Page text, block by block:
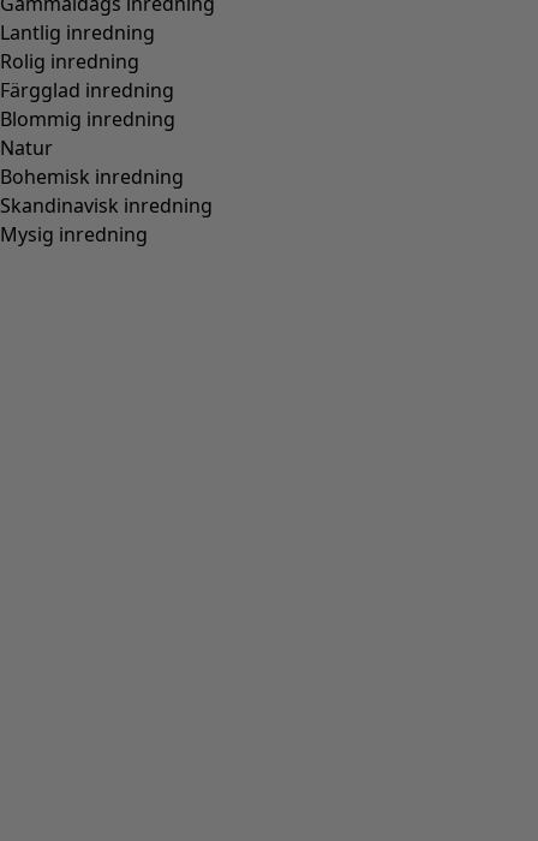
Lantlig inredning
Rolig inredning
Färgglad inredning
Blommig inredning
Natur
Bohemisk inredning
Skandinavisk inredning
Mysig inredning